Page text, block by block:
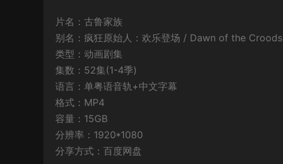
片名：古鲁家族
别名：疯狂原始人：欢乐登场 / Dawn of the Croods
类型：动画剧集
集数：52集(1-4季)
语言：单粤语音轨+中文字幕
格式：MP4
容量：15GB
分辨率：1920*1080
分享方式：百度网盘